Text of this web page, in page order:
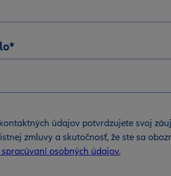
*
údajov potvrdzujete svoj
zmluvy a skutočnosť, že ste sa
osobných údajov.